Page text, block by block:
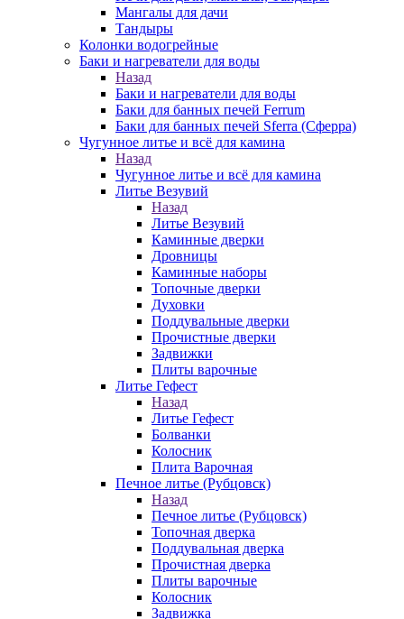
Мангалы для дачи
Тандыры
Колонки водогрейные
Баки и нагреватели для воды
Назад
Баки и нагреватели для воды
Баки для банных печей Ferrum
Баки для банных печей Sferra (Сферра)
Чугунное литье и всё для камина
Назад
Чугунное литье и всё для камина
Литье Везувий
Назад
Литье Везувий
Каминные дверки
Дровницы
Каминные наборы
Топочные дверки
Духовки
Поддувальные дверки
Прочистные дверки
Задвижки
Плиты варочные
Литье Гефест
Назад
Литье Гефест
Болванки
Колосник
Плита Варочная
Печное литье (Рубцовск)
Назад
Печное литье (Рубцовск)
Топочная дверка
Поддувальная дверка
Прочистная дверка
Плиты варочные
Колосник
Задвижка